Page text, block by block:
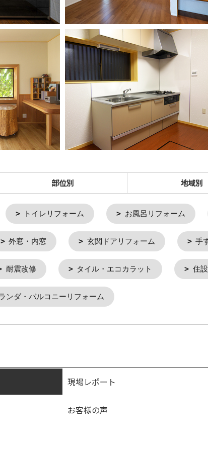
部位別 地域別
トイレリフォーム お風呂リフォーム
外窓・内窓 玄関ドアリフォーム 手
耐震改修 タイル・エコカラット 住
ンダ・バルコニーリフォーム
現場レポート
お客様の声